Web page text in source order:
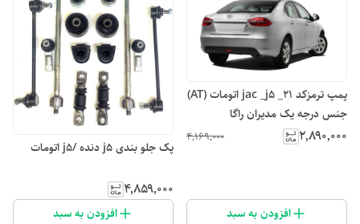
پمپ ترمزکد ۲۱_ jac _j5 اتومات (AT)
جنس درجه یک مدیران راگا
۲٬۸۹۰٬۰۰۰ ۴٬۱۶۹٬۰۰۰
افزودن به سبد
پک جلو بندی j5 دنده /j5 اتومات
۴٬۸۵۹٬۰۰۰
افزودن به سبد